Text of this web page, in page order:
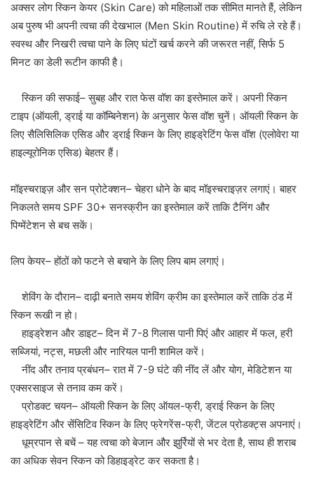
अक्सर लोग स्किन केयर (Skin Care) को महिलाओं तक सीमित मानते हैं, लेकिन
अब पुरुष भी अपनी त्वचा की देखभाल (Men Skin Routine) में रुचि ले रहे हैं।
स्वस्थ और निखरी त्वचा पाने के लिए घंटों खर्च करने की जरूरत नहीं, सिर्फ 5
मिनट का डेली रूटीन काफी है।
स्किन की सफाई– सुबह और रात फेस वॉश का इस्तेमाल करें। अपनी स्किन
टाइप (ऑयली, ड्राई या कॉम्बिनेशन) के अनुसार फेस वॉश चुनें। ऑयली स्किन के
लिए सैलिसिलिक एसिड और ड्राई स्किन के लिए हाइड्रेटिंग फेस वॉश (एलोवेरा या
हाइल्यूरोनिक एसिड) बेहतर हैं।
मॉइस्चराइज़ और सन प्रोटेक्शन– चेहरा धोने के बाद मॉइस्चराइज़र लगाएं। बाहर
निकलते समय SPF 30+ सनस्क्रीन का इस्तेमाल करें ताकि टैनिंग और
पिग्मेंटेशन से बच सकें।
लिप केयर– होंठों को फटने से बचाने के लिए लिप बाम लगाएं।
शेविंग के दौरान– दाढ़ी बनाते समय शेविंग क्रीम का इस्तेमाल करें ताकि ठंड में
स्किन रूखी न हो।
हाइड्रेशन और डाइट– दिन में 7-8 गिलास पानी पिएं और आहार में फल, हरी
सब्जियां, नट्स, मछली और नारियल पानी शामिल करें।
नींद और तनाव प्रबंधन– रात में 7-9 घंटे की नींद लें और योग, मेडिटेशन या
एक्सरसाइज से तनाव कम करें।
प्रोडक्ट चयन– ऑयली स्किन के लिए ऑयल-फ्री, ड्राई स्किन के लिए
हाइड्रेटिंग और सेंसिटिव स्किन के लिए फ्रेगरेंस-फ्री, जेंटल प्रोडक्ट्स अपनाएं।
धूम्रपान से बचें – यह त्वचा को बेजान और झुर्रियों से भर देता है, साथ ही शराब
का अधिक सेवन स्किन को डिहाइड्रेट कर सकता है।